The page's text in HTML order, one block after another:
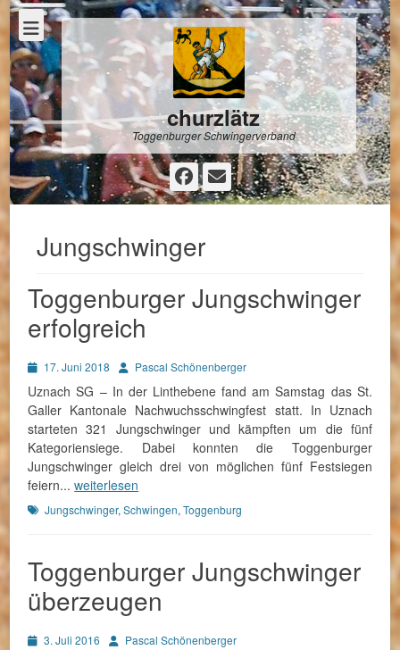
churzlätz
Toggenburger Schwingerverband
Facebook
E-
Mail
Jungschwinger
Toggenburger Jungschwinger
erfolgreich
Posted17. Juni 2018 AutorPascal Schönenberger
Uznach SG – In der Linthebene fand am Samstag das St.
Galler Kantonale Nachwuchsschwingfest statt. In Uznach
starteten 321 Jungschwinger und kämpften um die fünf
Kategoriensiege. Dabei konnten die Toggenburger
Jungschwinger gleich drei von möglichen fünf Festsiegen
feiern...weiterlesen
Schlagworte
Jungschwinger,Schwingen,Toggenburg
Toggenburger Jungschwinger
überzeugen
Posted3. Juli 2016 AutorPascal Schönenberger